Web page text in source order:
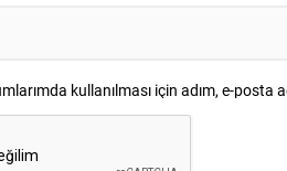
kullanılması için adım, e-